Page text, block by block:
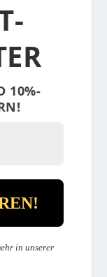
10%-
in unserer